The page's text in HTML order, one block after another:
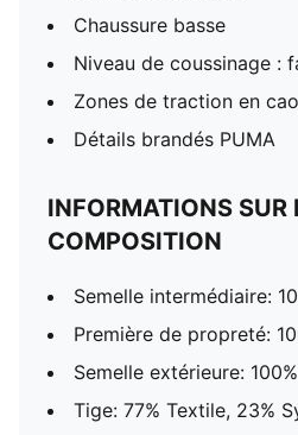
Chaussure basse
Niveau de coussinage :
Zones de traction en
Détails brandés PUMA
INFORMATIONS SUR
COMPOSITION
Semelle intermédiaire:
Première de propreté:
Semelle extérieure:
Tige: 77% Textile, 23%